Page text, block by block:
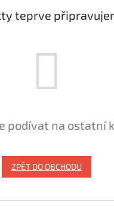
teprve
podívat na ostatní
ZPĚT DO OBCHODU